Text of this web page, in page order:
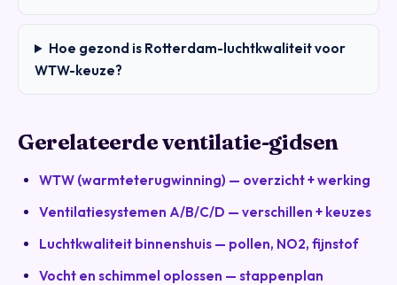
Hoe gezond is Rotterdam-luchtkwaliteit voor
WTW-keuze?
Gerelateerde ventilatie-gidsen
WTW (warmteterugwinning) — overzicht + werking
Ventilatiesystemen A/B/C/D — verschillen + keuzes
Luchtkwaliteit binnenshuis — pollen, NO2, fijnstof
Vocht en schimmel oplossen — stappenplan